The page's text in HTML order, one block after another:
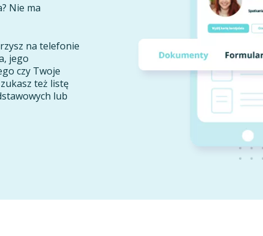
Nie ma
na telefonie
jego
czy Twoje
też listę
lub